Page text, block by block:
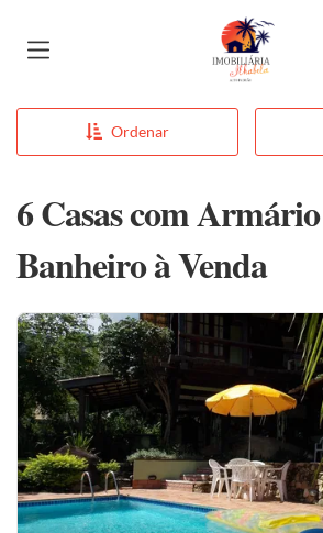
Página inicial
Ordenar
6 Casas com
Banheiro à Venda